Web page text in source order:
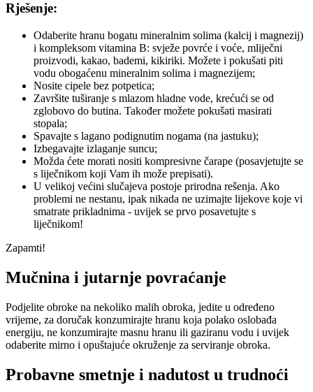
Rješenje:
Odaberite hranu bogatu mineralnim solima (kalcij i magnezij)
i kompleksom vitamina B: svježe povrće i voće, mliječni
proizvodi, kakao, bademi, kikiriki. Možete i pokušati piti
vodu obogaćenu mineralnim solima i magnezijem;
Nosite cipele bez potpetica;
Završite tuširanje s mlazom hladne vode, krećući se od
zglobovo do butina. Također možete pokušati masirati
stopala;
Spavajte s lagano podignutim nogama (na jastuku);
Izbegavajte izlaganje suncu;
Možda ćete morati nositi kompresivne čarape (posavjetujte se
s liječnikom koji Vam ih može prepisati).
U velikoj većini slučajeva postoje prirodna rešenja. Ako
problemi ne nestanu, ipak nikada ne uzimajte lijekove koje vi
smatrate prikladnima - uvijek se prvo posavetujte s
liječnikom!
Zapamti!
Mučnina i jutarnje povraćanje
Podjelite obroke na nekoliko malih obroka, jedite u određeno
vrijeme, za doručak konzumirajte hranu koja polako oslobađa
energiju, ne konzumirajte masnu hranu ili gaziranu vodu i uvijek
odaberite mirno i opuštajuće okruženje za serviranje obroka.
Probavne smetnje i nadutost u trudnoći